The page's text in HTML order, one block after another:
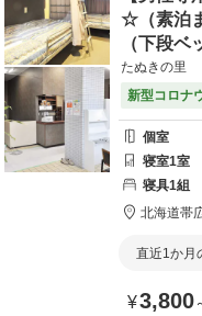
☆（素泊
（下段ベ
たぬきの里
新型コロナ
個室
寝室1室
寝具1組
北海道帯
直近1か月
¥3,800